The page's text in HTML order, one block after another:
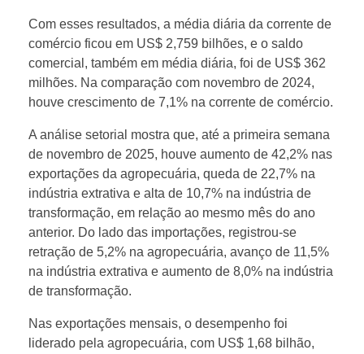
u
p
e
r
á
v
i
t
Com esses resultados, a média diária da corrente de
comércio ficou em US$ 2,759 bilhões, e o saldo
comercial, também em média diária, foi de US$ 362
milhões. Na comparação com novembro de 2024,
houve crescimento de 7,1% na corrente de comércio.
A análise setorial mostra que, até a primeira semana
de novembro de 2025, houve aumento de 42,2% nas
exportações da agropecuária, queda de 22,7% na
indústria extrativa e alta de 10,7% na indústria de
transformação, em relação ao mesmo mês do ano
anterior. Do lado das importações, registrou-se
retração de 5,2% na agropecuária, avanço de 11,5%
na indústria extrativa e aumento de 8,0% na indústria
de transformação.
Nas exportações mensais, o desempenho foi
liderado pela agropecuária, com US$ 1,68 bilhão,